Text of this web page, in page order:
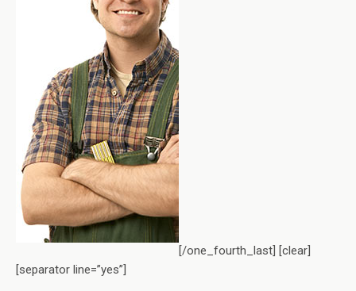
[/one_fourth_last] [clear]
[separator line=”yes”]